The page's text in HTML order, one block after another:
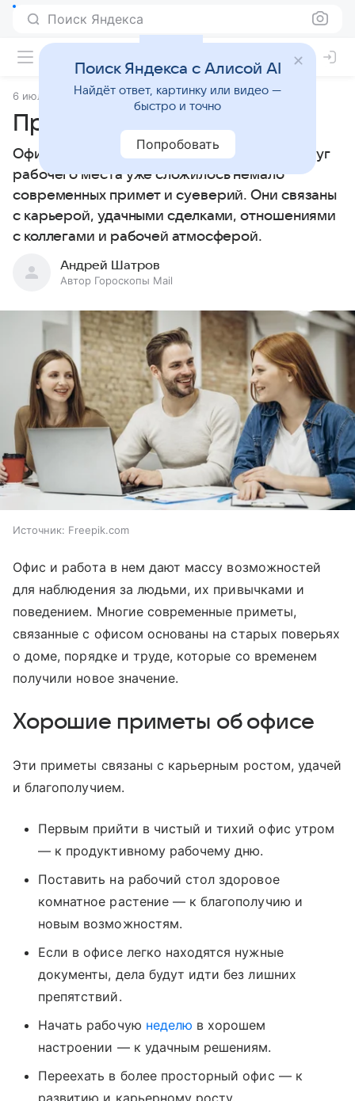
Поиск Яндекса
6 июля 2026 Источник:Гороскопы Mail Приметы
Приметы об офисе
Офис появился сравнительно недавно, вокруг
рабочего места уже сложилось немало
современных примет и суеверий. Они связаны
с карьерой, удачными сделками, отношениями
с коллегами и рабочей атмосферой.
Андрей Шатров
Автор Гороскопы Mail
Источник: Freepik.com
Офис и работа в нем дают массу возможностей
для наблюдения за людьми, их привычками и
поведением. Многие современные приметы,
связанные с офисом основаны на старых поверьях
о доме, порядке и труде, которые со временем
получили новое значение.
Хорошие приметы об офисе
Эти приметы связаны с карьерным ростом, удачей
и благополучием.
Первым прийти в чистый и тихий офис утром
— к продуктивному рабочему дню.
Поставить на рабочий стол здоровое
комнатное растение — к благополучию и
новым возможностям.
Если в офисе легко находятся нужные
документы, дела будут идти без лишних
препятствий.
Начать рабочую неделю в хорошем
настроении — к удачным решениям.
Переехать в более просторный офис — к
Поиск Яндекса с Алисой AI
Найдёт ответ, картинку или видео —
быстро и точно
Попробовать